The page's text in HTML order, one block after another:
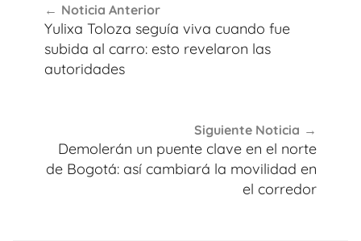
de
entradas
Noticia Anterior
Yulixa Toloza seguía viva cuando fue
subida al carro: esto revelaron las
autoridades
Siguiente Noticia
Demolerán un puente clave en el norte
de Bogotá: así cambiará la movilidad en
el corredor